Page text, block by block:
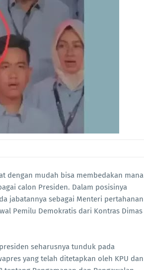
dengan mudah bisa membedakan mana
calon Presiden. Dalam posisinya
jabatannya sebagai Menteri pertahanan
Pemilu Demokratis dari Kontras Dimas
seharusnya tunduk pada
yang telah ditetapkan oleh KPU dan